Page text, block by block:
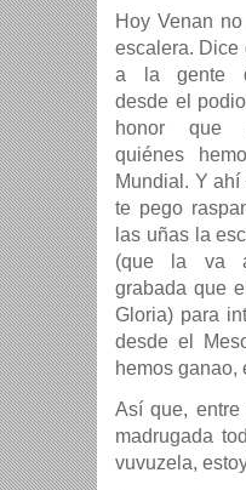
Hoy Venan
escalera. Dice
a la gente
desde el
honor que
quiénes
Mundial. Y
te pego
las uñas la
(que la va
grabada que
Gloria) para
desde el
hemos ganao,
Así que,
madrugada
vuvuzela,